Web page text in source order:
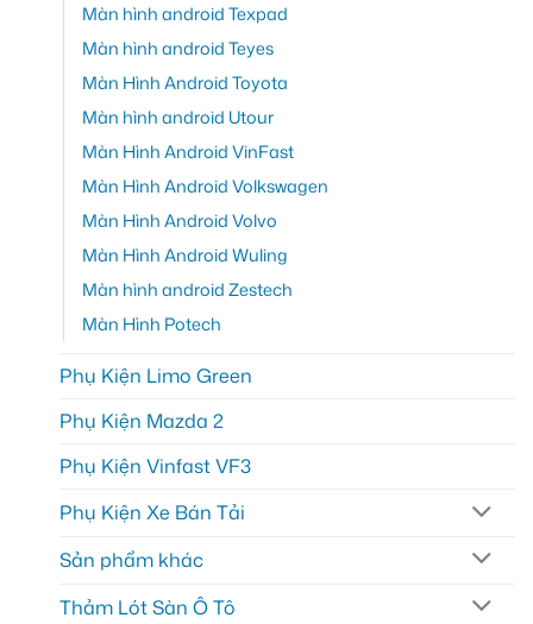
Màn hình android Texpad
Màn hình android Teyes
Màn Hình Android Toyota
Màn hình android Utour
Màn Hình Android VinFast
Màn Hình Android Volkswagen
Màn Hình Android Volvo
Màn Hình Android Wuling
Màn hình android Zestech
Màn Hình Potech
Phụ Kiện Limo Green
Phụ Kiện Mazda 2
Phụ Kiện Vinfast VF3
Phụ Kiện Xe Bán Tải
Sản phẩm khác
Thảm Lót Sàn Ô Tô